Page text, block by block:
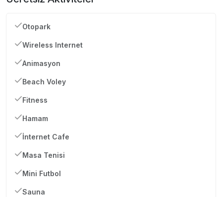
Otopark
Wireless Internet
Animasyon
Beach Voley
Fitness
Hamam
İnternet Cafe
Masa Tenisi
Mini Futbol
Sauna